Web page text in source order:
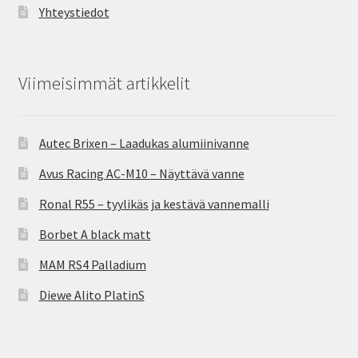
Yhteystiedot
Viimeisimmät artikkelit
Autec Brixen – Laadukas alumiinivanne
Avus Racing AC-M10 – Näyttävä vanne
Ronal R55 – tyylikäs ja kestävä vannemalli
Borbet A black matt
MAM RS4 Palladium
Diewe Alito PlatinS